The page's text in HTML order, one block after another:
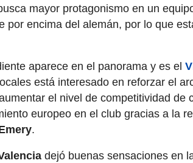
mayor protagonismo en un
por encima del alemán, por lo que
aparece en el panorama y es el
está interesado en reforzar el
el nivel de competitividad de
europeo en el club gracias a la
.
dejó buenas sensaciones en